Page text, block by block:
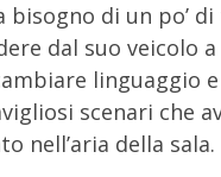
bisogno di un po’
dal suo veicolo
linguaggio
scenari che
nell’aria della sala.